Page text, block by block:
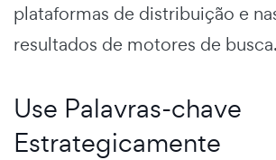
plataformas de distribuição e
resultados de motores de busca.
Use Palavras-chave
Estrategicamente